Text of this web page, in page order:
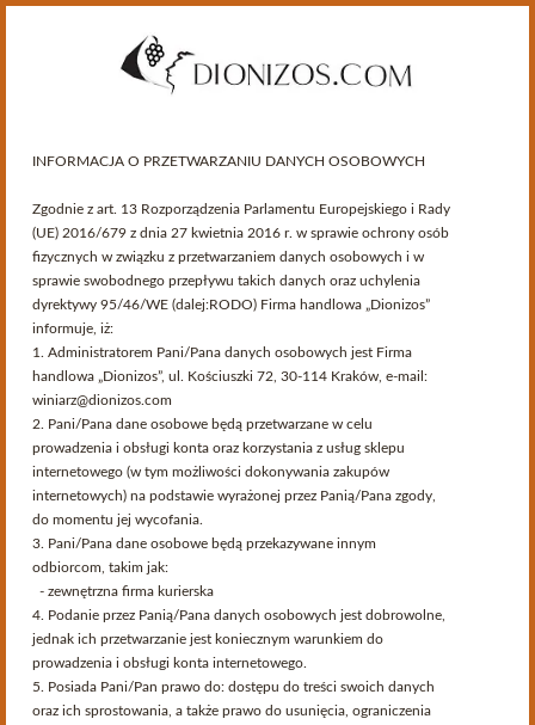
Kategorie
>
Producenci
Producenci
Lista podkategorii w Producenci:
Delord
Serwis przeznaczony dla osób pełnoletnich.
Czy akceptujesz te warunki i masz ukończone 18 lat?
Strona korzysta z plików cookies w celu realizacji usług i zgodnie z
Polityką Plików Cookies. Możesz określić warunki przechowywania
lub dostępu do plików cookies w Twojej przeglądarce.
INFORMACJA O PRZETWARZANIU DANYCH OSOBOWYCH
Zgodnie z art. 13 Rozporządzenia Parlamentu Europejskiego i Rady
(UE) 2016/679 z dnia 27 kwietnia 2016 r. w sprawie ochrony osób
fizycznych w związku z przetwarzaniem danych osobowych i w
sprawie swobodnego przepływu takich danych oraz uchylenia
dyrektywy 95/46/WE (dalej:RODO) Firma handlowa „Dionizos”
informuje, iż:
1. Administratorem Pani/Pana danych osobowych jest Firma
handlowa „Dionizos”, ul. Kościuszki 72, 30-114 Kraków, e-mail:
winiarz@dionizos.com
2. Pani/Pana dane osobowe będą przetwarzane w celu
prowadzenia i obsługi konta oraz korzystania z usług sklepu
internetowego (w tym możliwości dokonywania zakupów
internetowych) na podstawie wyrażonej przez Panią/Pana zgody,
do momentu jej wycofania.
3. Pani/Pana dane osobowe będą przekazywane innym
odbiorcom, takim jak:
- zewnętrzna firma kurierska
4. Podanie przez Panią/Pana danych osobowych jest dobrowolne,
jednak ich przetwarzanie jest koniecznym warunkiem do
prowadzenia i obsługi konta internetowego.
5. Posiada Pani/Pan prawo do: dostępu do treści swoich danych
oraz ich sprostowania, a także prawo do usunięcia, ograniczenia